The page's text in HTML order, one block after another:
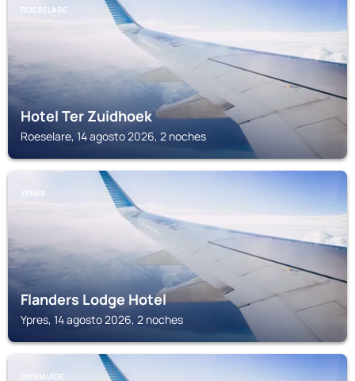
ROESELARE
Hotel Ter Zuidhoek
Roeselare, 14 agosto 2026, 2 noches
YPRES
Flanders Lodge Hotel
Ypres, 14 agosto 2026, 2 noches
DIKSMUIDE